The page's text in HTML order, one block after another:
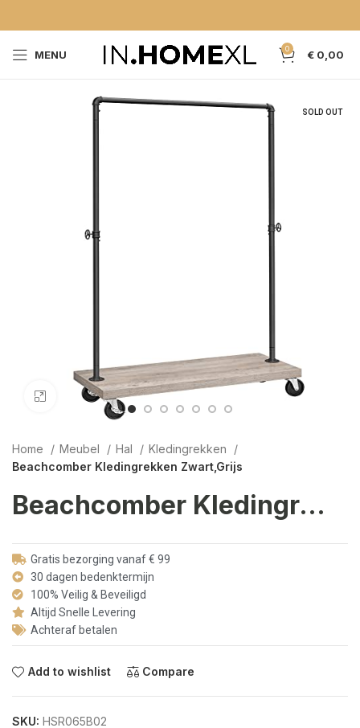
MENU 0 € 0,00
SOLD OUT
Click to enlarge
Home Meubel Hal
Kledingrekken
Beachcomber Kledingrekken Zwart,Grijs
Beachcomber Kledingrekken Zwart,Grijs
Gratis bezorging vanaf € 99
30 dagen bedenktermijn
100% Veilig & Beveiligd
Altijd Snelle Levering
Achteraf betalen
Add to wishlist Compare
SKU: HSR065B02